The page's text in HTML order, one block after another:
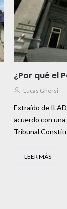
¿Por qué el
Lucas Ghersi
Extraído de
acuerdo con
Tribunal
LEER MÁS